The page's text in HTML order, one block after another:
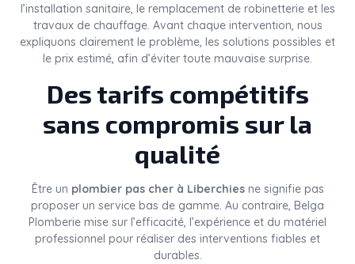
l’installation sanitaire, le remplacement de robinetterie et les
travaux de chauffage. Avant chaque intervention, nous
expliquons clairement le problème, les solutions possibles et
le prix estimé, afin d’éviter toute mauvaise surprise.
Des tarifs compétitifs
sans compromis sur la
qualité
Être un plombier pas cher à Liberchiesne signifie pas
proposer un service bas de gamme. Au contraire, Belga
Plomberie mise sur l’efficacité, l’expérience et du matériel
professionnel pour réaliser des interventions fiables et
durables.